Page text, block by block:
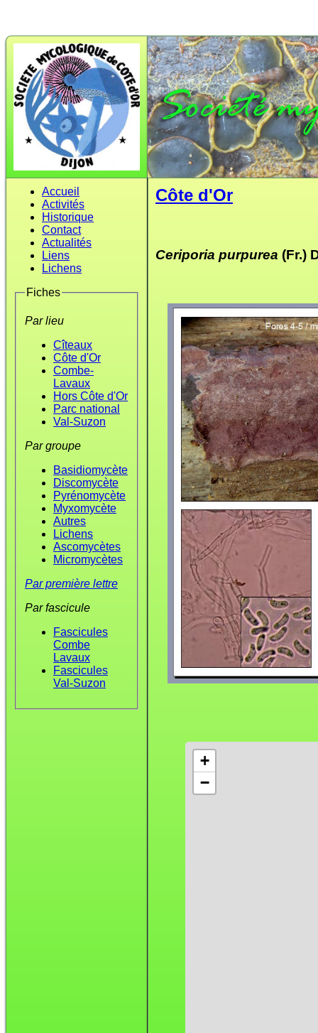
Accueil
Activités
Historique
Contact
Actualités
Liens
Lichens
Fiches
Par lieu
Cîteaux
Côte d'Or
Combe-
Lavaux
Hors Côte d'Or
Parc national
Val-Suzon
Par groupe
Basidiomycète
Discomycète
Pyrénomycète
Myxomycète
Autres
Lichens
Ascomycètes
Micromycètes
Par première lettre
Par fascicule
Fascicules
Combe
Lavaux
Fascicules
Val-Suzon
Côte d'Or
Ceriporia purpurea (Fr.)
+
−